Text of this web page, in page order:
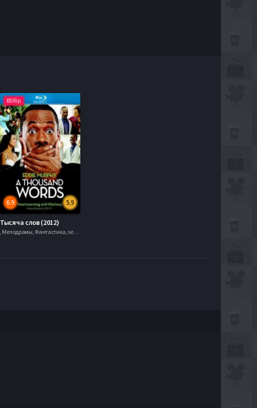
BDRip
5.9
6.9
Тысяча слов (2012)
, Мелодрамы, Фантастика, serial.mob